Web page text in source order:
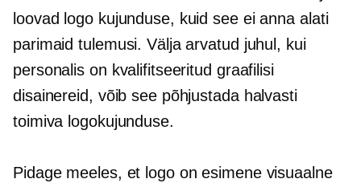
loovad logo kujunduse, kuid see ei anna alati
parimaid tulemusi. Välja arvatud juhul, kui
personalis on kvalifitseeritud graafilisi
disainereid, võib see põhjustada halvasti
toimiva logokujunduse.
Pidage meeles, et logo on esimene visuaalne